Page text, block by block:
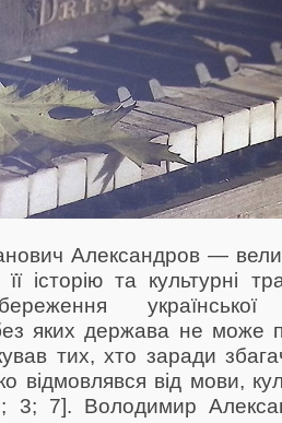
Александров —
історію та культурні
яких держава не може
тих, хто заради
відмовлявся від мови,
3; 7]. Володимир